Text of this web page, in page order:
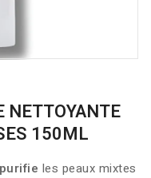
NETTOYANTE
150ML
les peaux mixtes